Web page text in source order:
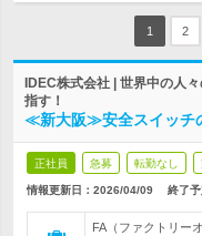
1 2
IDEC株式会社 | 世界中の人
指す！
≪新大阪≫安全スイッチ
正社員 急募 転勤なし
情報更新日：2026/04/09 終了予
FA（ファクトリー